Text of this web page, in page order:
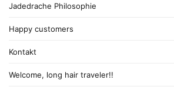
Jadedrache Philosophie
Happy customers
Kontakt
Welcome, long hair traveler!!